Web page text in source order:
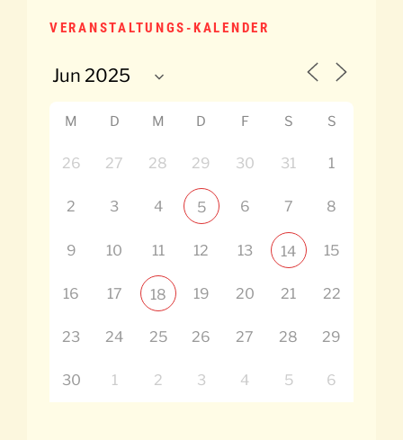
VERANSTALTUNGS-KALENDER
M D M D F S S
26 27 28 29 30 31 1
2 3 4 5 6 7 8
9 10 11 12 13 14 15
16 17 18 19 20 21 22
23 24 25 26 27 28 29
30 1 2 3 4 5 6